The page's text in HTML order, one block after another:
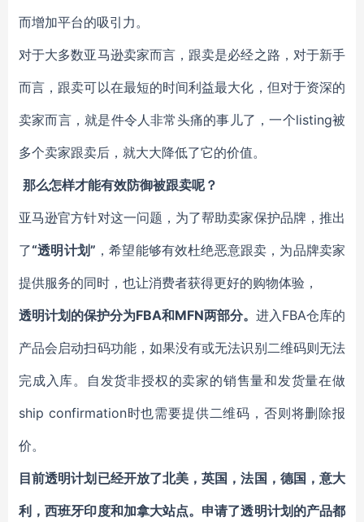
而增加平台的吸引力。
对于大多数亚马逊卖家而言，跟卖是必经之路，对于新手
而言，跟卖可以在最短的时间利益最大化，但对于资深的
卖家而言，就是件令人非常头痛的事儿了，一个listing被
多个卖家跟卖后，就大大降低了它的价值。
那么怎样才能有效防御被跟卖呢？
亚马逊官方针对这一问题，为了帮助卖家保护品牌，推出
了“透明计划” ，希望能够有效杜绝恶意跟卖，为品牌卖家
提供服务的同时，也让消费者获得更好的购物体验，
透明计划的保护分为FBA和MFN两部分。 进入FBA仓库的
产品会启动扫码功能，如果没有或无法识别二维码则无法
完成入库。自发货非授权的卖家的销售量和发货量在做
ship confirmation时也需要提供二维码，否则将删除报
价。
目前透明计划已经开放了北美，英国，法国，德国，意大
利，西班牙印度和加拿大站点。申请了透明计划的产品都